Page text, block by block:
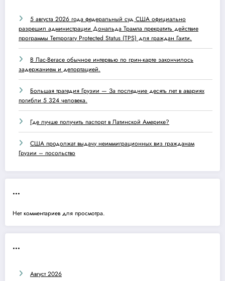
5 августа 2026 года федеральный суд США официально
разрешил администрации Дональда Трампа прекратить действие
программы Temporary Protected Status (TPS) для граждан Гаити.
В Лас-Вегасе обычное интервью по грин-карте закончилось
задержанием и депортацией.
Большая трагедия Грузии — За последние десять лет в авариях
погибли 5 324 человека.
Где лучше получить паспорт в Латинской Америке?
США продолжат выдачу неиммиграционных виз гражданам
Грузии – посольство
...
Нет комментариев для просмотра.
...
Август 2026